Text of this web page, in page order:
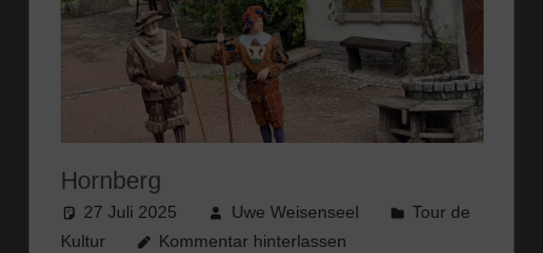
Hornberg
27 Juli 2025 Uwe Weisenseel
Tour de
Kultur
Kommentar hinterlassen